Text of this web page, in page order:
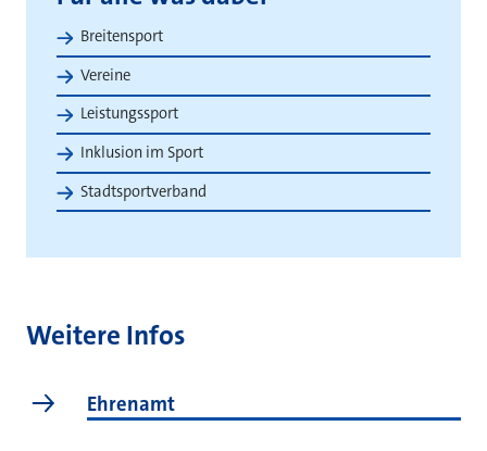
Breitensport
Vereine
Leistungssport
Inklusion im Sport
Stadtsportverband
Weitere Infos
Ehrenamt